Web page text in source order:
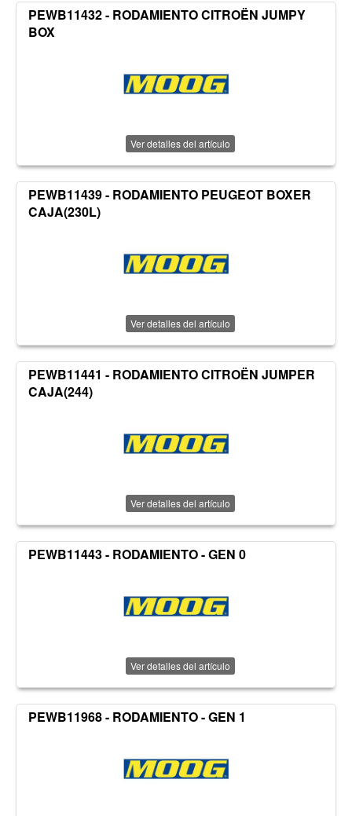
PEWB11432 - RODAMIENTO CITROËN JUMPY
BOX
Ver detalles del artículo
PEWB11439 - RODAMIENTO PEUGEOT BOXER
CAJA(230L)
Ver detalles del artículo
PEWB11441 - RODAMIENTO CITROËN JUMPER
CAJA(244)
Ver detalles del artículo
PEWB11443 - RODAMIENTO - GEN 0
Ver detalles del artículo
PEWB11968 - RODAMIENTO - GEN 1